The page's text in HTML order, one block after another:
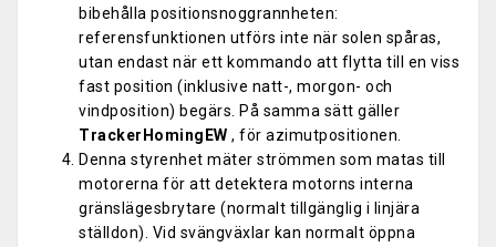
bibehålla positionsnoggrannheten:
referensfunktionen utförs inte när solen spåras,
utan endast när ett kommando att flytta till en viss
fast position (inklusive natt-, morgon- och
vindposition) begärs. På samma sätt gäller
TrackerHomingEW , för azimutpositionen.
Denna styrenhet mäter strömmen som matas till
motorerna för att detektera motorns interna
gränslägesbrytare (normalt tillgänglig i linjära
ställdon). Vid svängväxlar kan normalt öppna